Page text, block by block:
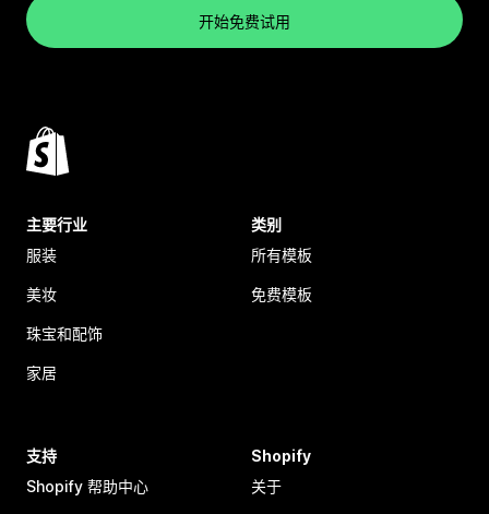
开始免费试用
主要行业
服装
美妆
珠宝和配饰
家居
类别
所有模板
免费模板
支持
Shopify 帮助中心
Shopify
关于